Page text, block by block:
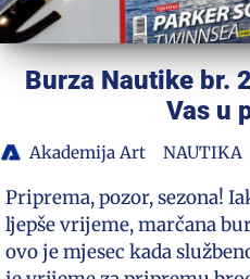
Burza Nautike br.
Vas u
Akademija Art NAUTIKA
Priprema, pozor, sezona!
ljepše vrijeme, marčana
ovo je mjesec kada